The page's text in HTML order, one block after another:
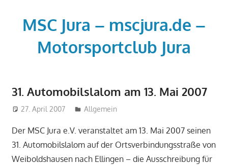
springenMSC Jura – mscjura.de –
Motorsportclub Jura
MSC
Jura
–
www.msc-
jura.de
31. Automobilslalom am 13. Mai 2007
27. April 2007 admin
Allgemein
Der MSC Jura e.V. veranstaltet am 13. Mai 2007 seinen
31. Automobilslalom auf der Ortsverbindungsstraße von
Weiboldshausen nach Ellingen – die Ausschreibung für